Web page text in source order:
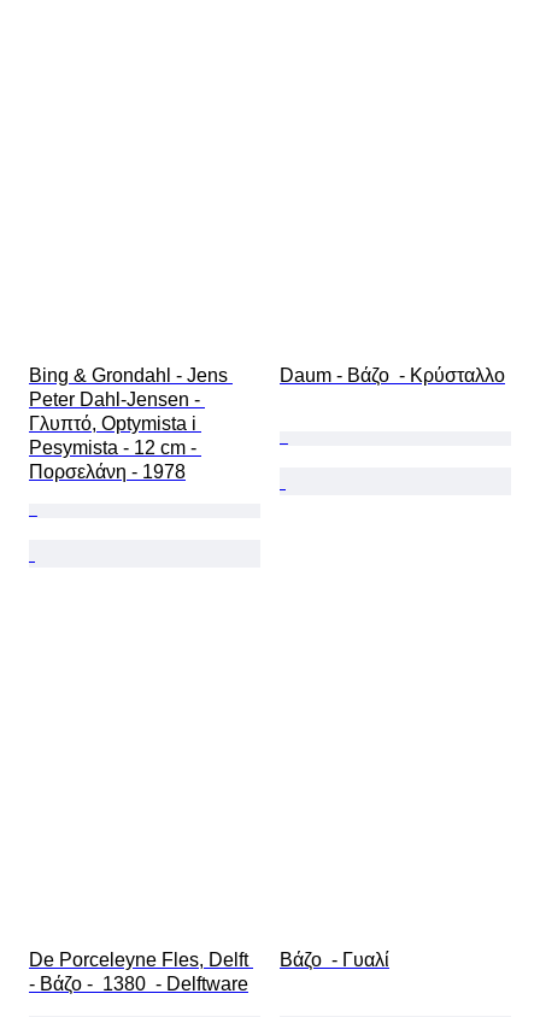
Bing & Grondahl - Jens
Peter Dahl-Jensen -
Γλυπτό, Optymista i
Pesymista - 12 cm -
Πορσελάνη - 1978
Daum - Βάζο  - Κρύσταλλο
De Porceleyne Fles, Delft
- Βάζο -  1380  - Delftware
Βάζο  - Γυαλί